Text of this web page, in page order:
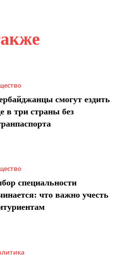
смогут ездить
в три страны без
специальности
что важно учесть